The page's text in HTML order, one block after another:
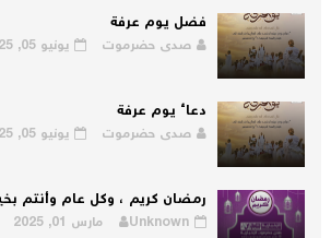
فضل يوم عرفة
صدى حضرموت يونيو 05, 2025
دعاء يوم عرفة
صدى حضرموت يونيو 05, 2025
رمضان كريم ، وكل عام وأنتم بخير
Unknown مارس 01, 2025